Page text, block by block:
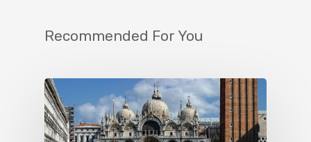
Recommended For You